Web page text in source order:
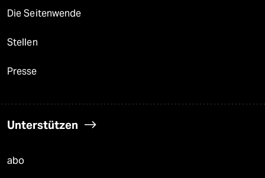
Die Seitenwende
Stellen
Presse
Unterstützen
abo